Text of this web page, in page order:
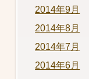
2014年9月
2014年8月
2014年7月
2014年6月